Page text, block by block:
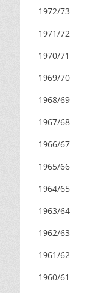
1972/73
1971/72
1970/71
1969/70
1968/69
1967/68
1966/67
1965/66
1964/65
1963/64
1962/63
1961/62
1960/61